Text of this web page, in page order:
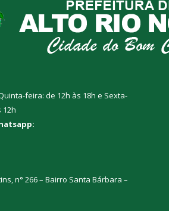
feira: de 12h às 18h e Sexta-
12h
n° 266 – Bairro Santa Bárbara –